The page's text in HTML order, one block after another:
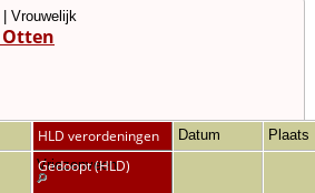
Vrouwelijk
HLD verordeningen Datum Plaats
Vriezenveen
Gedoopt (HLD)